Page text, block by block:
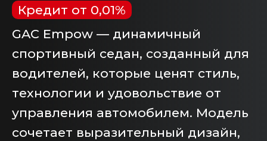
Кредит от 0,01%
GAC Empow — динамичный
спортивный седан, созданный для
водителей, которые ценят стиль,
технологии и удовольствие от
управления автомобилем. Модель
сочетает выразительный дизайн,